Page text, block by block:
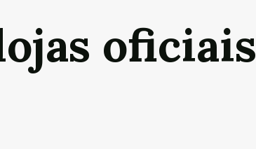
oficiais